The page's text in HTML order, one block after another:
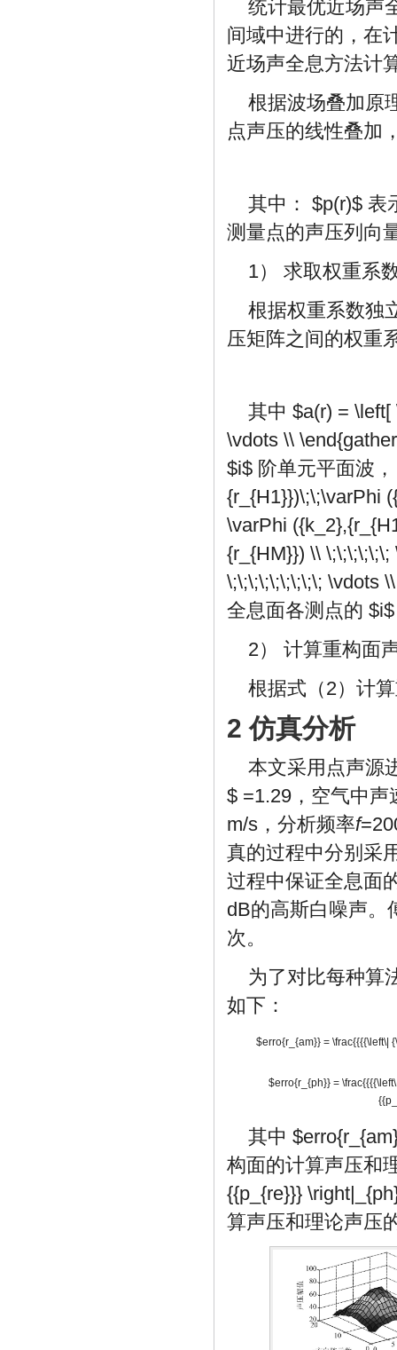
统计最优近场声
间域中进行的，在
近场声全息方法计
根据波场叠加原
点声压的线性叠加
其中： $p(r)$ 表
测量点的声压列向
1） 求取权重系
根据权重系数独
压矩阵之间的权重
其中 $a(r) = \left[
\vdots \\
$i$ 阶单元平面波，
{r_{H1}})\;\;\varPhi
\varPhi
{r_{HM}}) \\
\;\;\;\;\;\;\;\;\; \vdots
全息面各测点的
2） 计算重构面
根据式（2）计
2 仿真分析
本文采用点声源
$ =1.29，空气中声
m/s，分析频率f
真的过程中分别采
过程中保证全息面
dB的高斯白噪声。
次。
为了对比每种算
如下：
$erro{r_{am}} = \frac{{{{\left\|
$erro{r_{ph}} =
其中
构面的计算声压和
{{p_{re}}}
算声压和理论声压